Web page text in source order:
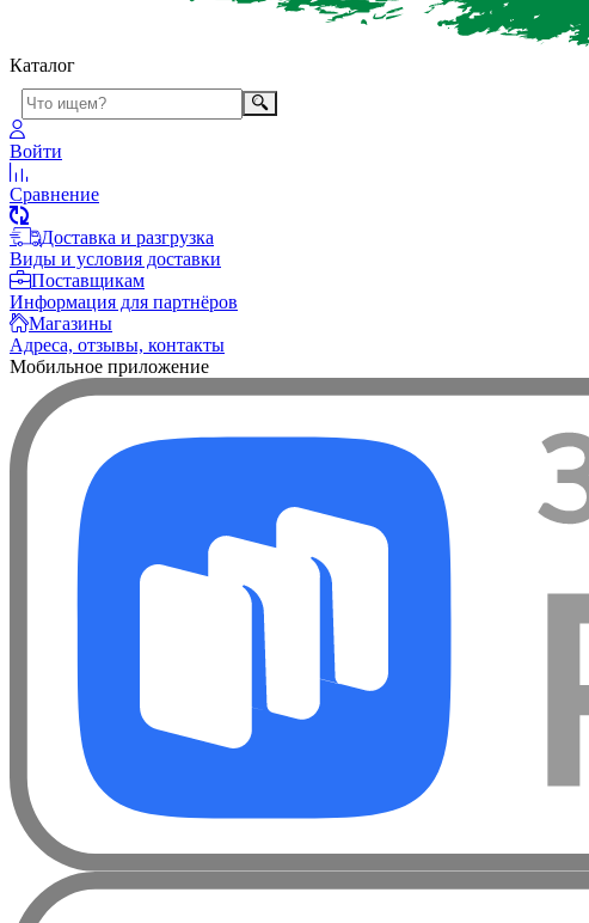
Каталог
Войти
Сравнение
Доставка и разгрузка
Виды и условия доставки
Поставщикам
Информация для партнёров
Магазины
Адреса, отзывы, контакты
Мобильное приложение